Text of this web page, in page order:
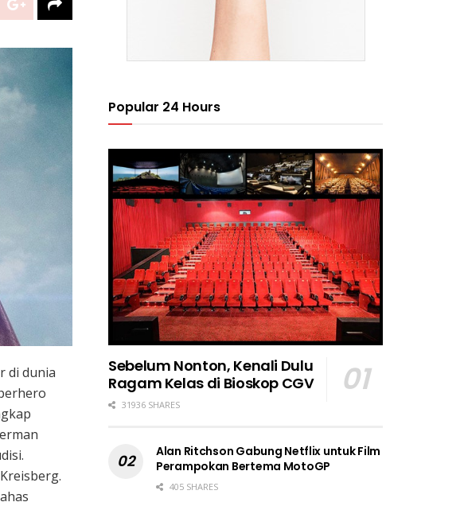
di dunia
Popular 24 Hours
Sebelum Nonton, Kenali Dulu
Ragam Kelas di Bioskop CGV
31936 SHARES
Alan Ritchson Gabung Netflix untuk Film
Perampokan Bertema MotoGP
405 SHARES